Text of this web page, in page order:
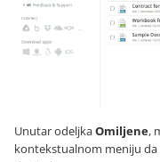
Unutar odeljkaOmiljene,
kontekstualnom meniju da